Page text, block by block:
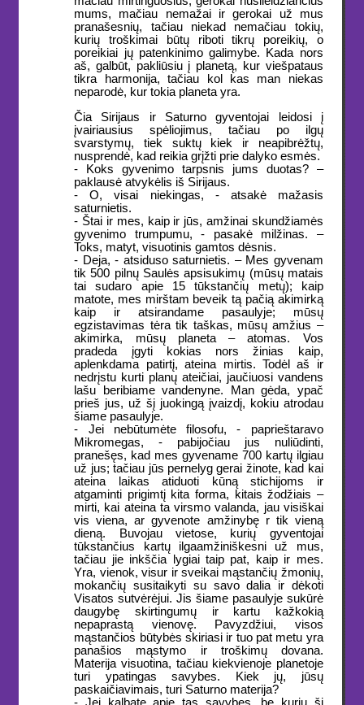
mums, mačiau nemažai ir gerokai už mus
pranašesnių, tačiau niekad nemačiau tokių,
kurių troškimai būtų riboti tikrų poreikių, o
poreikiai jų patenkinimo galimybe. Kada nors
aš, galbūt, pakliūsiu į planetą, kur viešpataus
tikra harmonija, tačiau kol kas man niekas
neparodė, kur tokia planeta yra.
Čia Sirijaus ir Saturno gyventojai leidosi į
įvairiausius spėliojimus, tačiau po ilgų
svarstymų, tiek suktų kiek ir neapibrėžtų,
nusprendė, kad reikia grįžti prie dalyko esmės.
- Koks gyvenimo tarpsnis jums duotas? –
paklausė atvykėlis iš Sirijaus.
- O, visai niekingas, - atsakė mažasis
saturnietis.
- Štai ir mes, kaip ir jūs, amžinai skundžiamės
gyvenimo trumpumu, - pasakė milžinas. –
Toks, matyt, visuotinis gamtos dėsnis.
- Deja, - atsiduso saturnietis. – Mes gyvenam
tik 500 pilnų Saulės apsisukimų (mūsų matais
tai sudaro apie 15 tūkstančių metų); kaip
matote, mes mirštam beveik tą pačią akimirką
kaip ir atsirandame pasaulyje; mūsų
egzistavimas tėra tik taškas, mūsų amžius –
akimirka, mūsų planeta – atomas. Vos
pradeda įgyti kokias nors žinias kaip,
aplenkdama patirtį, ateina mirtis. Todėl aš ir
nedrįstu kurti planų ateičiai, jaučiuosi vandens
lašu beribiame vandenyne. Man gėda, ypač
prieš jus, už šį juokingą įvaizdį, kokiu atrodau
šiame pasaulyje.
- Jei nebūtumėte filosofu, - paprieštaravo
Mikromegas, - pabijočiau jus nuliūdinti,
pranešęs, kad mes gyvename 700 kartų ilgiau
už jus; tačiau jūs pernelyg gerai žinote, kad kai
ateina laikas atiduoti kūną stichijoms ir
atgaminti prigimtį kita forma, kitais žodžiais –
mirti, kai ateina ta virsmo valanda, jau visiškai
vis viena, ar gyvenote amžinybę r tik vieną
dieną. Buvojau vietose, kurių gyventojai
tūkstančius kartų ilgaamžiniškesni už mus,
tačiau jie inkščia lygiai taip pat, kaip ir mes.
Yra, vienok, visur ir sveikai mąstančių žmonių,
mokančių susitaikyti su savo dalia ir dėkoti
Visatos sutvėrėjui. Jis šiame pasaulyje sukūrė
daugybę skirtingumų ir kartu kažkokią
nepaprastą vienovę. Pavyzdžiui, visos
mąstančios būtybės skiriasi ir tuo pat metu yra
panašios mąstymo ir troškimų dovana.
Materija visuotina, tačiau kiekvienoje planetoje
turi ypatingas savybes. Kiek jų, jūsų
paskaičiavimais, turi Saturno materija?